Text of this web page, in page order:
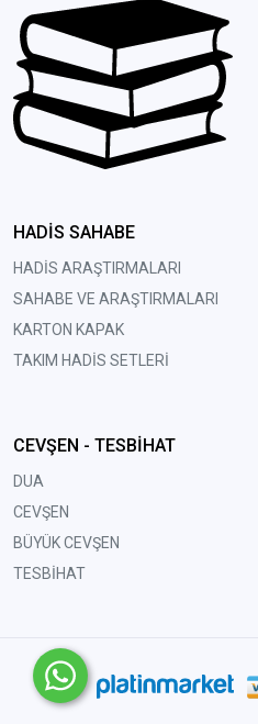
HADİS SAHABE
HADİS ARAŞTIRMALARI
SAHABE VE ARAŞTIRMALARI
KARTON KAPAK
TAKIM HADİS SETLERİ
CEVŞEN - TESBİHAT
DUA
CEVŞEN
BÜYÜK CEVŞEN
TESBİHAT